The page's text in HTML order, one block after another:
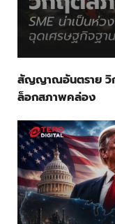
สัญญาณอันตราย วิก
ล็อกสภาพคล่อง